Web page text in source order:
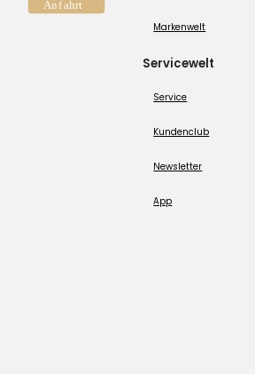
Markenwelt
Servicewelt
Service
Kundenclub
Newsletter
App